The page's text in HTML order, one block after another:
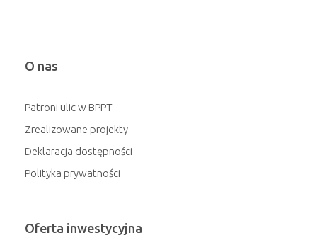
O nas
Patroni ulic w BPPT
Zrealizowane projekty
Deklaracja dostępności
Polityka prywatności
Oferta inwestycyjna